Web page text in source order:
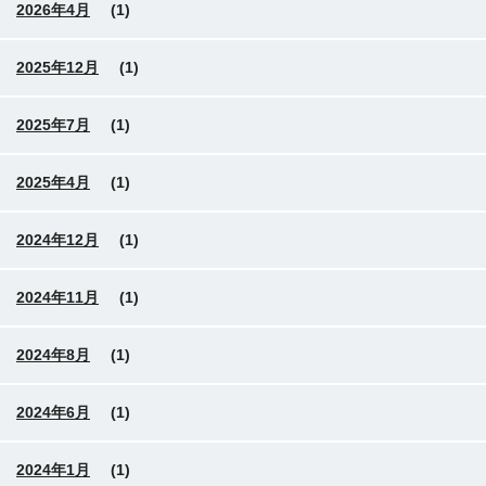
2026年4月 (1)
2025年12月 (1)
2025年7月 (1)
2025年4月 (1)
2024年12月 (1)
2024年11月 (1)
2024年8月 (1)
2024年6月 (1)
2024年1月 (1)